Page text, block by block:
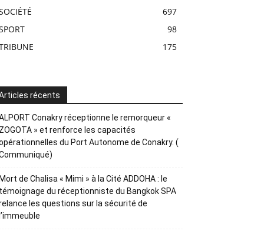
697
98
175
récents
Conakry réceptionne le remorqueur «
ZOGOTA » et renforce les capacités
du Port Autonome de Conakry. (
Mort de Chalisa « Mimi » à la Cité ADDOHA : le
témoignage du réceptionniste du Bangkok SPA
les questions sur la sécurité de
l’immeuble